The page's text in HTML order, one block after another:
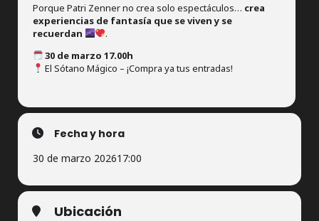
Porque Patri Zenner no crea solo espectáculos… crea
experiencias de fantasía que se viven y se
recuerdan
.
30 de marzo 17.00h
El Sótano Mágico – ¡Compra ya tus entradas!
Fecha y hora
30 de marzo 202617:00
Ubicación